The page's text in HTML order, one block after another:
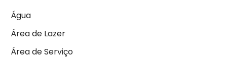
Água
Área de Lazer
Área de Serviço